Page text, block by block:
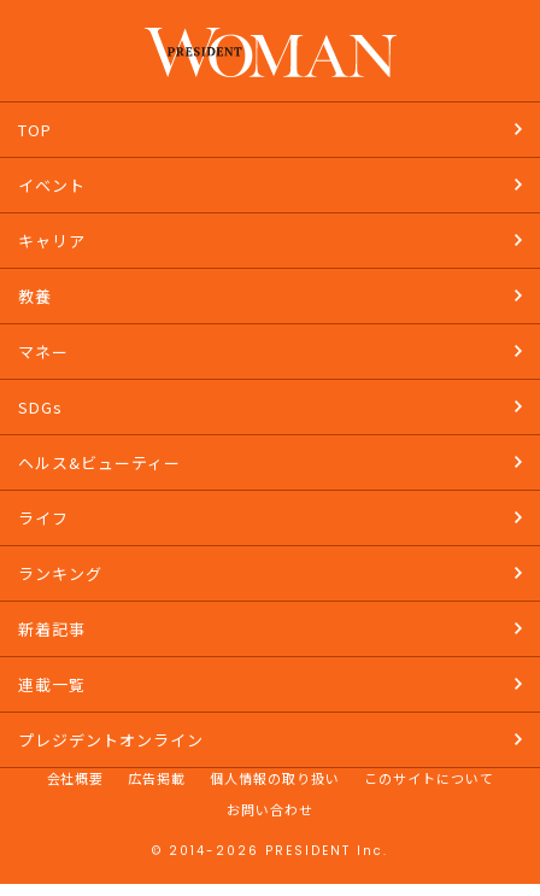
TOP
イベント
キャリア
教養
マネー
SDGs
ヘルス&ビューティー
ライフ
ランキング
新着記事
連載一覧
プレジデントオンライン
会社概要 広告掲載 個人情報の取り扱い
このサイトについて
お問い合わせ
© 2014-2026 PRESIDENT Inc.